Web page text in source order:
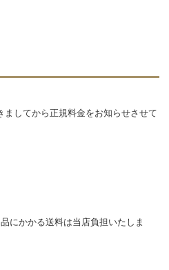
してから正規料金をお知らせさせて
にかかる送料は当店負担いたしま